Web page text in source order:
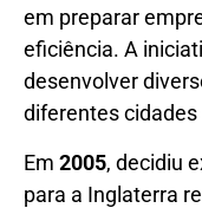
em preparar
eficiência. A
desenvolver
diferentes cidades
Em 2005, decidiu
para a Inglaterra